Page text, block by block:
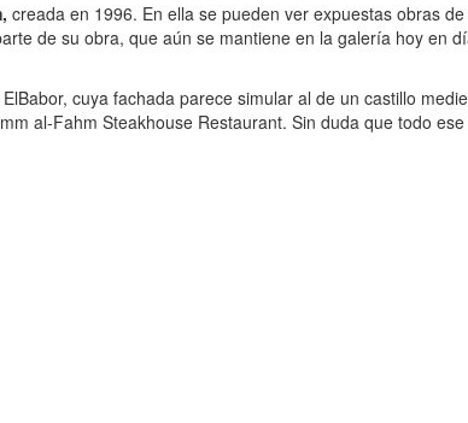
creada en 1996. En ella se pueden ver expuestas obras
de su obra, que aún se mantiene en la galería hoy en
cuya fachada parece simular al de un castillo
al-Fahm Steakhouse Restaurant. Sin duda que todo